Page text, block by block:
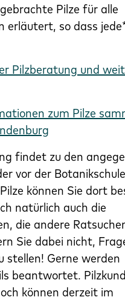
Pilze für alle
erläutert, so dass
Pilzberatung und
zum Pilze
findet zu den
vor der
können Sie dort
natürlich auch die
die andere
Sie dabei nicht,
stellen! Gerne werden
beantwortet.
können derzeit im